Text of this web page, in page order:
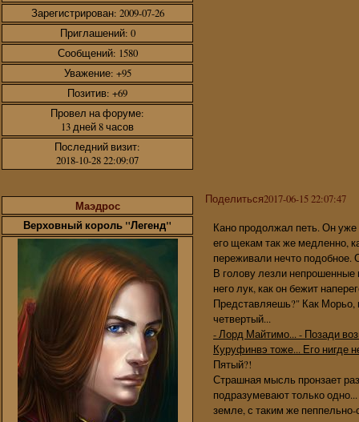
Зарегистрирован: 2009-07-26
Приглашений: 0
Сообщений: 1580
Уважение: +95
Позитив: +69
Провел на форуме:
13 дней 8 часов
Последний визит:
2018-10-28 22:09:07
Поделиться2017-06-15 22:07:47
Маэдрос
Верховный король "Легенд"
Кано продолжал петь. Он уже
его щекам так же медленно,
переживали нечто подобное.
В голову лезли
него лук, как он бежит
Представляешь?" Как Морьо,
четвертый...
- Лорд Майтимо... - Позади
Куруфинвэ тоже... Его нигде
Пятый?!
Страшная мысль пронзает
подразумевают только
земле, с таким же